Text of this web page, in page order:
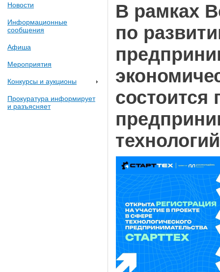
Новости
Информационные
сообщения
Афиша
Мероприятия
Конкурсы и аукционы
Прокуратура информирует
и разъясняет
В рамках
по